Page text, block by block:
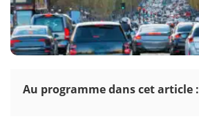
Au programme dans cet article :